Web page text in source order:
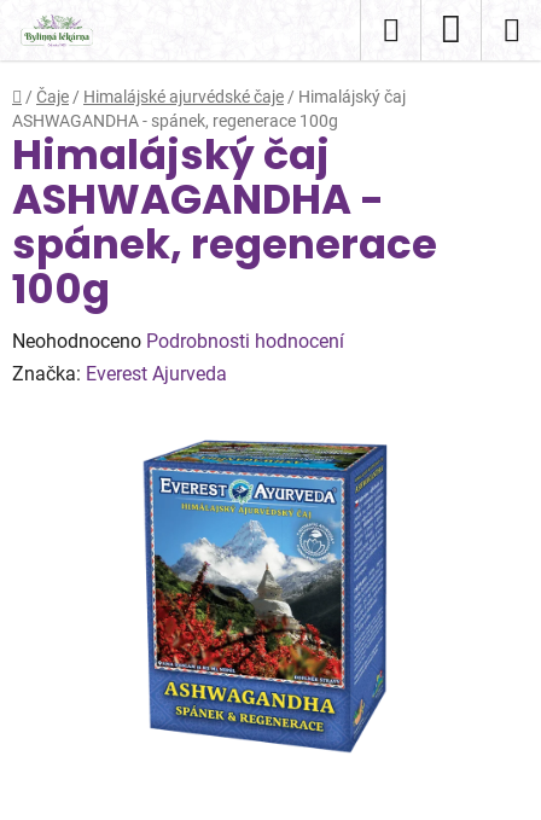
obsah
Hledat
KOŠÍK
Domů
/ Čaje / Himalájské ajurvédské čaje / Himalájský čaj
ASHWAGANDHA - spánek, regenerace 100g
Himalájský čaj
ASHWAGANDHA -
spánek, regenerace
100g
Průměrné
hodnocení
Neohodnoceno Podrobnosti hodnocení
Značka: Everest Ajurveda